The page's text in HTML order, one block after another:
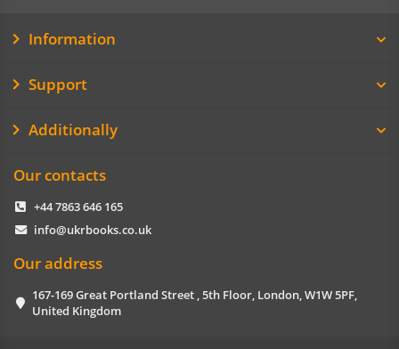
Information
Support
Additionally
Our contacts
+44 7863 646 165
info@ukrbooks.co.uk
Our address
167-169 Great Portland Street , 5th Floor, London, W1W 5PF,
United Kingdom